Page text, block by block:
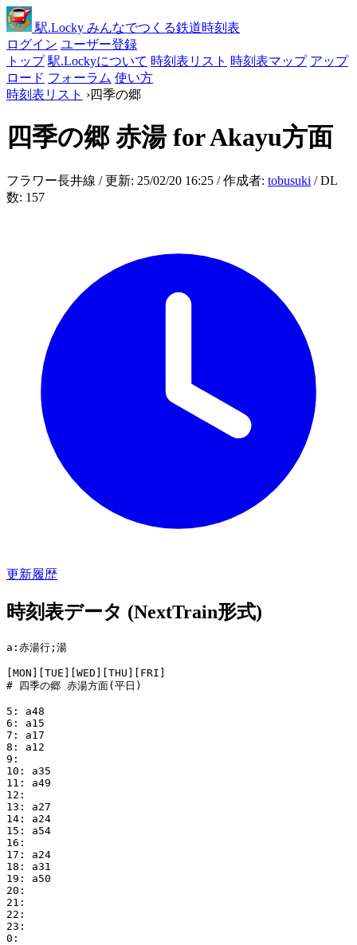
駅.Locky みんなでつくる鉄道時刻表
ログイン ユーザー登録
トップ 駅.Lockyについて 時刻表リスト 時刻表マップ アップ
ロード フォーラム 使い方
時刻表リスト ›四季の郷
四季の郷赤湯 for Akayu方面
フラワー長井線 / 更新: 25/02/20 16:25 / 作成者: tobusuki / DL
数: 157
更新履歴
時刻表データ (NextTrain形式)
a:赤湯行;湯
[MON][TUE][WED][THU][FRI]
# 四季の郷 赤湯方面(平日)
5: a48
6: a15
7: a17
8: a12
9:
10: a35
11: a49
12:
13: a27
14: a24
15: a54
16:
17: a24
18: a31
19: a50
20:
21:
22:
23:
0: